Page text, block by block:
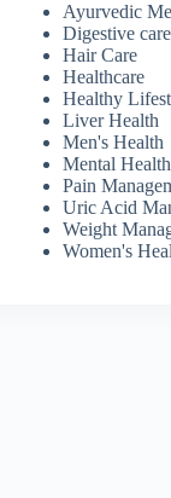
Ayurvedic
Digestive care
Hair Care
Healthcare
Healthy
Liver Health
Men's Health
Mental Health
Pain
Uric Acid
Weight
Women's